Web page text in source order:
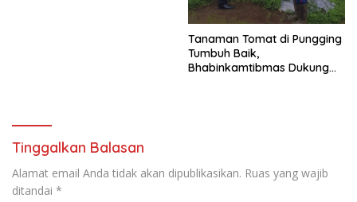
Tanaman Tomat di Pungging
Tumbuh Baik,
Bhabinkamtibmas Dukung
Tinggalkan Balasan
Alamat email Anda tidak akan dipublikasikan. Ruas yang wajib
ditandai *